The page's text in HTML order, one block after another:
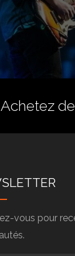
Achetez
vous pour